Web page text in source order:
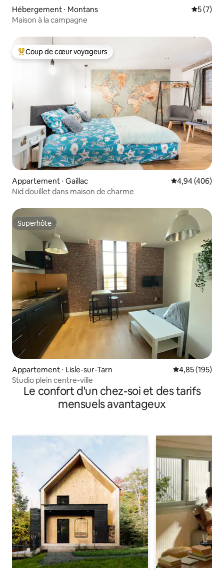
Hébergement ⋅ Montans
5 (7)
Maison à la campagne
Coups de cœur voyageurs les plus appréciés
Coup de cœur voyageurs
Appartement ⋅ Gaillac Évaluation
4,94 (406)
Nid douillet dans maison de charme
Superhôte
Superhôte
Appartement ⋅ Lisle-sur-Tarn Évaluation
4,85 (195)
Studio plein centre-ville
Le confort d'un chez-soi et des tarifs
mensuels avantageux